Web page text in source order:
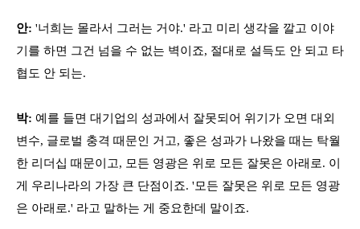
안: '너희는 몰라서 그러는 거야.' 라고 미리 생각을 깔고 이야
기를 하면 그건 넘을 수 없는 벽이죠, 절대로 설득도 안 되고 타
협도 안 되는.
박: 예를 들면 대기업의 성과에서 잘못되어 위기가 오면 대외
변수, 글로벌 충격 때문인 거고, 좋은 성과가 나왔을 때는 탁월
한 리더십 때문이고, 모든 영광은 위로 모든 잘못은 아래로. 이
게 우리나라의 가장 큰 단점이죠. '모든 잘못은 위로 모든 영광
은 아래로.' 라고 말하는 게 중요한데 말이죠.